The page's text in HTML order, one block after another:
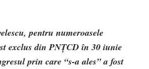
pentru numeroasele
exclus din PNŢCD în 30 iunie
prin care “s-a ales” a fost